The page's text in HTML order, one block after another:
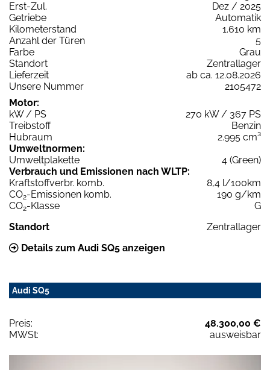
Erst-Zul.
Dez / 2025
Getriebe
Automatik
Kilometerstand
1.610 km
Anzahl der Türen
5
Farbe
Grau
Standort
Zentrallager
Lieferzeit
ab ca. 12.08.2026
Unsere Nummer
2105472
Motor:
kW / PS
270 kW / 367 PS
Treibstoff
Benzin
Hubraum
2.995 cm³
Umweltnormen:
Umweltplakette
4 (Green)
Verbrauch und Emissionen nach WLTP:
Kraftstoffverbr. komb.
8,4 l/100km
CO2-Emissionen komb.
190 g/km
CO2-Klasse
G
Standort
Zentrallager
Details zum Audi SQ5 anzeigen
Audi SQ5
Preis:
48.300,00 €
MWSt:
ausweisbar